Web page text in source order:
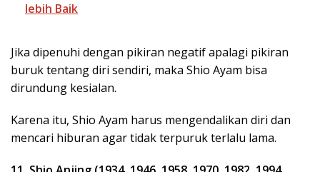
lebih Baik
Jika dipenuhi dengan pikiran negatif apalagi pikiran
buruk tentang diri sendiri, maka Shio Ayam bisa
dirundung kesialan.
Karena itu, Shio Ayam harus mengendalikan diri dan
mencari hiburan agar tidak terpuruk terlalu lama.